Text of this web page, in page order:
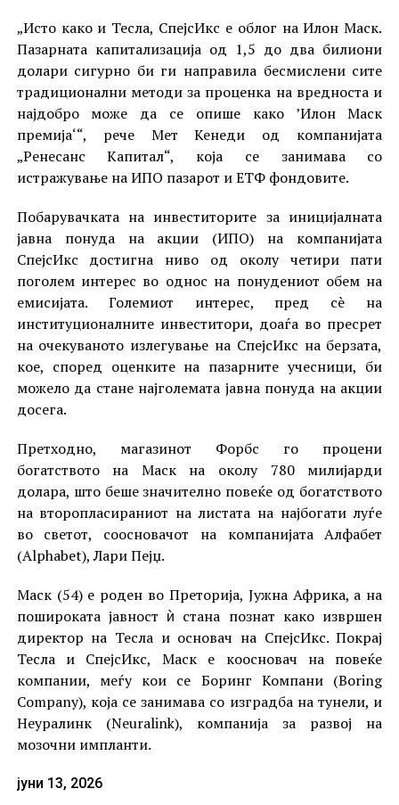
„Исто како и Тесла, СпејсИкс е облог на Илон Маск.
Пазарната капитализација од 1,5 до два билиони
долари сигурно би ги направила бесмислени сите
традиционални методи за проценка на вредноста и
најдобро може да се опише како ’Илон Маск
премија‘“, рече Мет Кенеди од компанијата
„Ренесанс Капитал“, која се занимава со
истражување на ИПО пазарот и ЕТФ фондовите.
Побарувачката на инвеститорите за иницијалната
јавна понуда на акции (ИПО) на компанијата
СпејсИкс достигна ниво од околу четири пати
поголем интерес во однос на понудениот обем на
емисијата. Големиот интерес, пред сè на
институционалните инвеститори, доаѓа во пресрет
на очекуваното излегување на СпејсИкс на берзата,
кое, според оценките на пазарните учесници, би
можело да стане најголемата јавна понуда на акции
досега.
Претходно, магазинот Форбс го процени
богатството на Маск на околу 780 милијарди
долара, што беше значително повеќе од богатството
на второпласираниот на листата на најбогати луѓе
во светот, соосновачот на компанијата Алфабет
(Alphabet), Лари Пејџ.
Маск (54) е роден во Преторија, Јужна Африка, а на
пошироката јавност ѝ стана познат како извршен
директор на Тесла и основач на СпејсИкс. Покрај
Тесла и СпејсИкс, Маск е коосновач на повеќе
компании, меѓу кои се Боринг Компани (Boring
Company), која се занимава со изградба на тунели, и
Неуралинк (Neuralink), компанија за развој на
мозочни импланти.
јуни 13, 2026